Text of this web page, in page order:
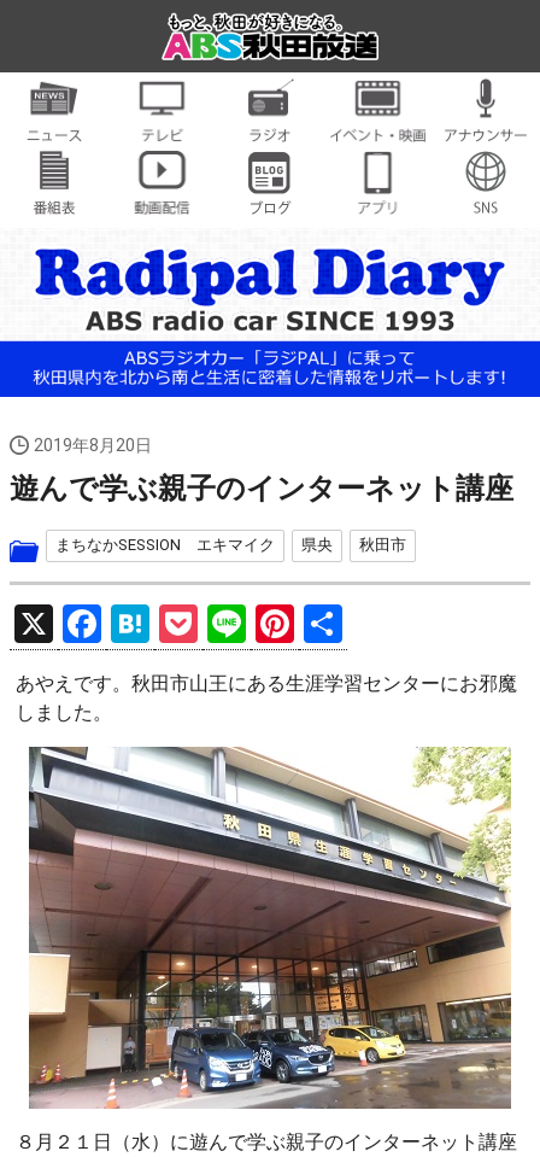
2019年8月20日
遊んで学ぶ親子のインターネット講座
まちなかSESSION エキマイク 県央 秋田市
X
F
a
ce
b
o
o
k
H
at
e
n
a
P
o
ck
et
Li
n
e
Pi
nt
er
t
有
あやえです。秋田市山王にある生涯学習センターにお邪魔
しました。
８月２１日（水）に遊んで学ぶ親子のインターネット講座